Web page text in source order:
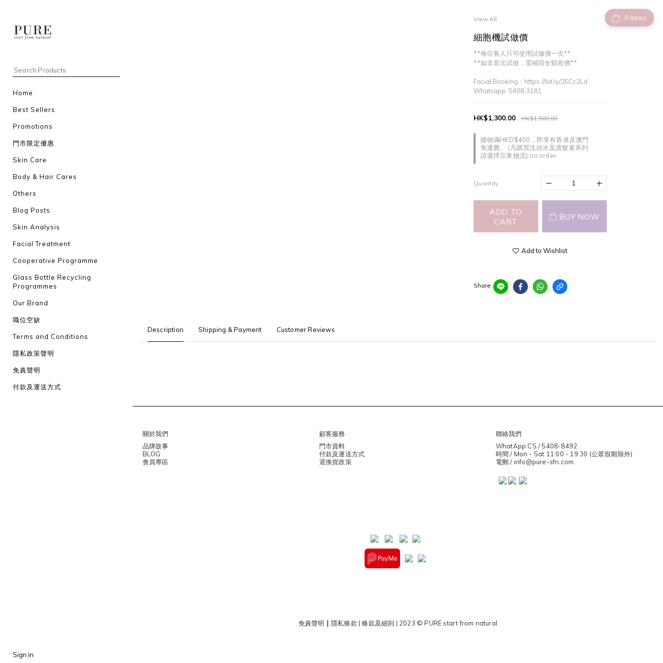
Home
Best Sellers
Promotions
門市限定優惠
Skin Care
Body & Hair Cares
Others
Blog Posts
Skin Analysis
Facial Treatment
Cooperative Programme
Glass Bottle Recycling
Programmes
Our Brand
職位空缺
Terms and Conditions
隱私政策聲明
免責聲明
付款及運送方式
Sign in
items
View All
細胞機試做價
**每位客人只可使用試做價一次**
**如非首次試做，需補回全額差價**
Facial Booking：https://bit.ly/2ECc2Ld
Whatsapp: 5408 3181
購物滿HKD$400，即享有香港及澳門
免運費。 (凡購買洗頭水及護髮素系列
請選擇京東物流) on order
HK$1,580.00
HK$1,300.00
Quantity
ADD TO
CART
BUY NOW
Add to Wishlist
Share
Description Shipping & Payment Customer Reviews
關於我們
品牌故事
BLOG
會員專區
顧客服務
門市資料
付款及運送方式
退換貨政策
聯絡我們
WhatApp CS / 5408-8492
時間 / Mon - Sat 11:00 - 19:30 (公眾假期除外)
電郵 / info@pure-sfn.com
免責聲明 |隱私條款|條款及細則 | 2023 © PURE start from natural